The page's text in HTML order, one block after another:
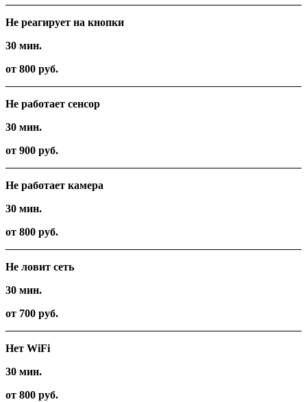
Не реагирует на кнопки
30 мин.
от 800 руб.
Не работает сенсор
30 мин.
от 900 руб.
Не работает камера
30 мин.
от 800 руб.
Не ловит сеть
30 мин.
от 700 руб.
Нет WiFi
30 мин.
от 800 руб.